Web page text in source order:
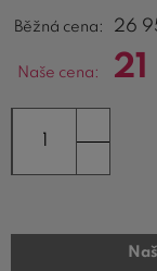
Běžná cena: 26
Naše cena: